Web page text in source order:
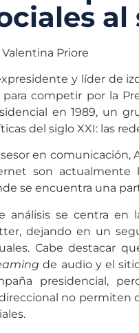
Valentina Priore
y líder de
para competir por la
en 1989, un
del siglo XXI: las
en comunicación,
son actualmente
se encuentra una
análisis se centra en
dejando en un
Cabe destacar
de audio y el
presidencial,
no permiten